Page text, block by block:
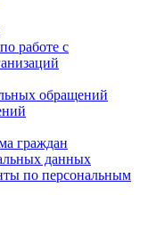
работе с
обращений
граждан
данных
по персональным